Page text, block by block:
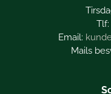
Mails